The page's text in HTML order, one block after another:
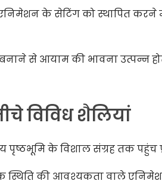
के सेटिंग को स्थापित करने
बनाने से आयाम की भावना उत्पन्न
विविध शैलियां
पृष्ठभूमि के विशाल संग्रह तक पहुंच
स्थिति की आवश्यकता वाले